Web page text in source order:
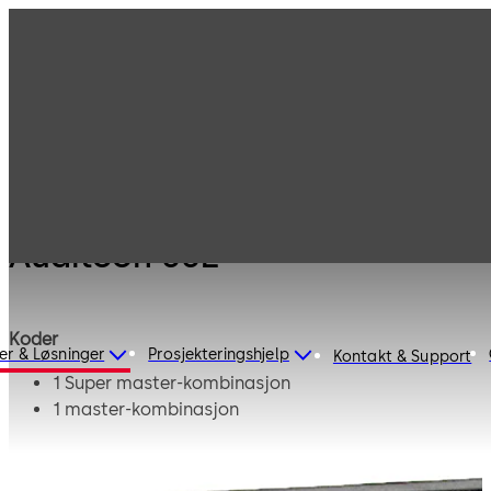
& Løsninger Prosjekteringshjelp Kontakt & Support
Auditcon 552
Koder
1 Super master-kombinasjon
1 master-kombinasjon